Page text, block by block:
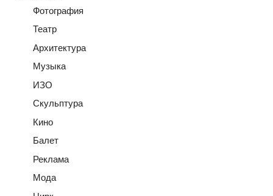
Фотография
Театр
Архитектура
Музыка
ИЗО
Скульптура
Кино
Балет
Реклама
Мода